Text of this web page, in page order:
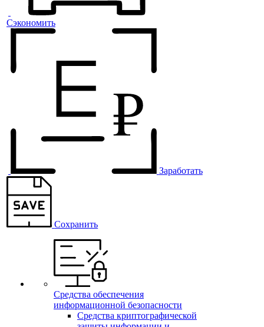
Сэкономить
Заработать
Сохранить
Средства обеспечения
информационной безопасности
Средства криптографической